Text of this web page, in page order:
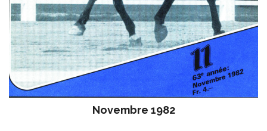
Novembre 1982